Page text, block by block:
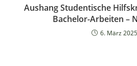
Aushang Studentische
Bachelor-Arbeiten –
6. März 2025